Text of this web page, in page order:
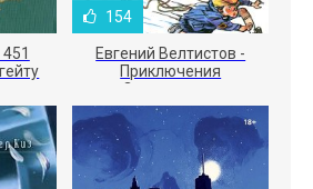
154
Евгений Велтистов -
Приключения
Электроника